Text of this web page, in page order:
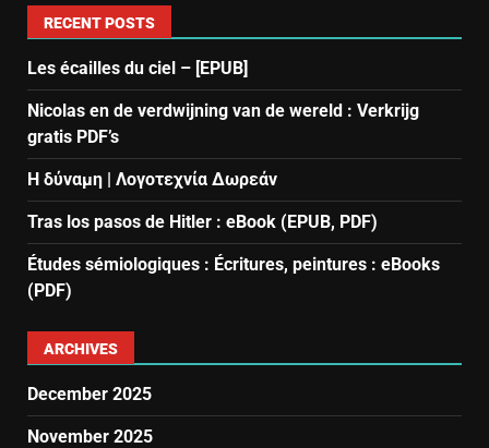
RECENT POSTS
Les écailles du ciel – [EPUB]
Nicolas en de verdwijning van de wereld : Verkrijg
gratis PDF’s
Η δύναμη | Λογοτεχνία Δωρεάν
Tras los pasos de Hitler : eBook (EPUB, PDF)
Études sémiologiques : Écritures, peintures : eBooks
(PDF)
ARCHIVES
December 2025
November 2025